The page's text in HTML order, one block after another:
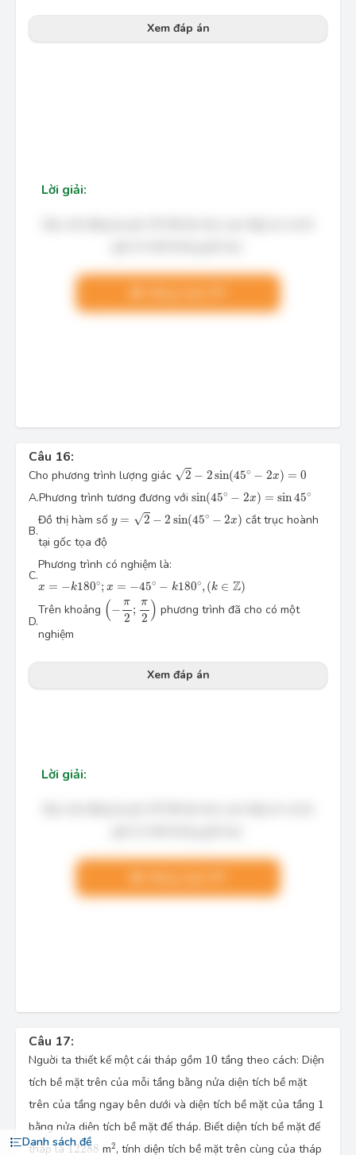
Danh sách đề
Xem đáp án
Lời giải:
Câu 16:
Cho phương trình lượng giác √2 − 2sin(45∘ − 2x) = 0
\sqrt{2}-2\sin (45^\circ-2x)=0
A.Phương trình tương đương với sin(45∘ − 2x) = sin45∘
\sin (45^\circ-2x)=\sin 45^\circ
B.
Đồ thị hàm số y = √2 − 2 sin(45∘ − 2x)
y=\sqrt{2}-2\sin (45^\circ-2x)
cắt trục hoành
tại gốc tọa độ
C.
Phương trình có nghiệm là:
x = −k180∘; x = −45∘ − k180∘, (k ∈ Z)
x=-k180^\circ; \, x=-45^\circ-k180^\circ, \, (k \in \mathbb{Z})
D.
Trên khoảng (−
π
2
;
π
2 )
\Big(-\dfrac{\pi }{2};\dfrac{\pi }{2} \Big)
phương trình đã cho có một
nghiệm
Xem đáp án
Lời giải:
Câu 17:
Nguời ta thiết kế một cái tháp gồm 10
10 tầng theo cách: Diện
tích bề mặt trên của mỗi tầng bằng nửa diện tích bề mặt
trên của tầng ngay bên dưới và diện tích bề mặt của tầng 1
1
bằng nửa diện tích bề mặt đế tháp. Biết diện tích bề mặt đế
tháp là12288
12 \, 288
m2
^2, tính diện tích bề mặt trên cùng của tháp